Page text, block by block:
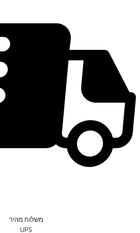
משלוח מהיר
UPS